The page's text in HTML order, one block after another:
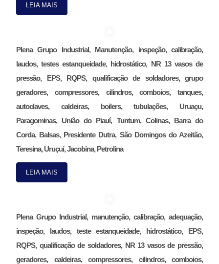
LEIA MAIS
Plena Grupo Industrial, Manutenção, inspeção, calibração,
laudos, testes estanqueidade, hidrostático, NR 13 vasos de
pressão, EPS, RQPS, qualificação de soldadores, grupo
geradores, compressores, cilindros, comboios, tanques,
autoclaves, caldeiras, boilers, tubulações, Uruaçu,
Paragominas, União do Piauí, Tuntum, Colinas, Barra do
Corda, Balsas, Presidente Dutra, São Domingos do Azeitão,
Teresina, Uruçuí, Jacobina, Petrolina
LEIA MAIS
Plena Grupo Industrial, manutenção, calibração, adequação,
inspeção, laudos, teste estanqueidade, hidrostático, EPS,
RQPS, qualificação de soldadores, NR 13 vasos de pressão,
geradores, caldeiras, compressores, cilindros, comboios,